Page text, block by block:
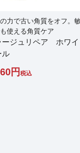
力で古い角質をオフ。
使える角質ケア
ージュリペア ホワイ
ル
税込